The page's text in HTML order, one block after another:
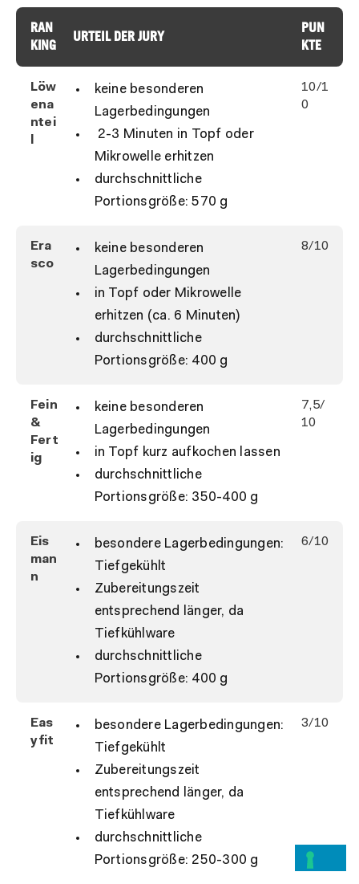
RAN
KING
URTEIL DER JURY
PUN
KTE
Löw
ena
ntei
keine besonderen
Lagerbedingungen
2-3 Minuten in Topf oder
Mikrowelle erhitzen
durchschnittliche
Portionsgröße: 570 g
10/1
0
Era
sco
keine besonderen
Lagerbedingungen
in Topf oder Mikrowelle
erhitzen (ca. 6 Minuten)
durchschnittliche
Portionsgröße: 400 g
8/10
Fein
&
Fert
ig
keine besonderen
Lagerbedingungen
in Topf kurz aufkochen lassen
durchschnittliche
Portionsgröße: 350-400 g
7,5/
10
Eis
man
n
besondere Lagerbedingungen:
Tiefgekühlt
Zubereitungszeit
entsprechend länger, da
Tiefkühlware
durchschnittliche
Portionsgröße: 400 g
6/10
Eas
yfit
besondere Lagerbedingungen:
Tiefgekühlt
Zubereitungszeit
entsprechend länger, da
Tiefkühlware
durchschnittliche
Portionsgröße: 250-300 g
3/10